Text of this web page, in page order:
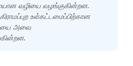
வழியை வழங்குகின்றன.
உள்கட்டமைப்பிற்கான
அவை